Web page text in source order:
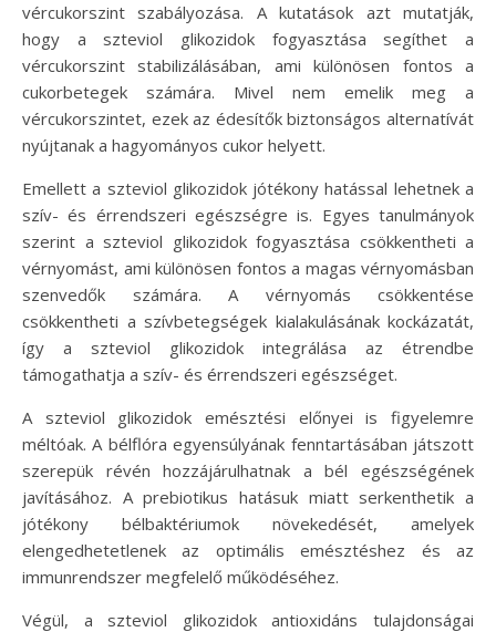
vércukorszint szabályozása. A kutatások azt mutatják,
hogy a szteviol glikozidok fogyasztása segíthet a
vércukorszint stabilizálásában, ami különösen fontos a
cukorbetegek számára. Mivel nem emelik meg a
vércukorszintet, ezek az édesítők biztonságos alternatívát
nyújtanak a hagyományos cukor helyett.
Emellett a szteviol glikozidok jótékony hatással lehetnek a
szív- és érrendszeri egészségre is. Egyes tanulmányok
szerint a szteviol glikozidok fogyasztása csökkentheti a
vérnyomást, ami különösen fontos a magas vérnyomásban
szenvedők számára. A vérnyomás csökkentése
csökkentheti a szívbetegségek kialakulásának kockázatát,
így a szteviol glikozidok integrálása az étrendbe
támogathatja a szív- és érrendszeri egészséget.
A szteviol glikozidok emésztési előnyei is figyelemre
méltóak. A bélflóra egyensúlyának fenntartásában játszott
szerepük révén hozzájárulhatnak a bél egészségének
javításához. A prebiotikus hatásuk miatt serkenthetik a
jótékony bélbaktériumok növekedését, amelyek
elengedhetetlenek az optimális emésztéshez és az
immunrendszer megfelelő működéséhez.
Végül, a szteviol glikozidok antioxidáns tulajdonságai